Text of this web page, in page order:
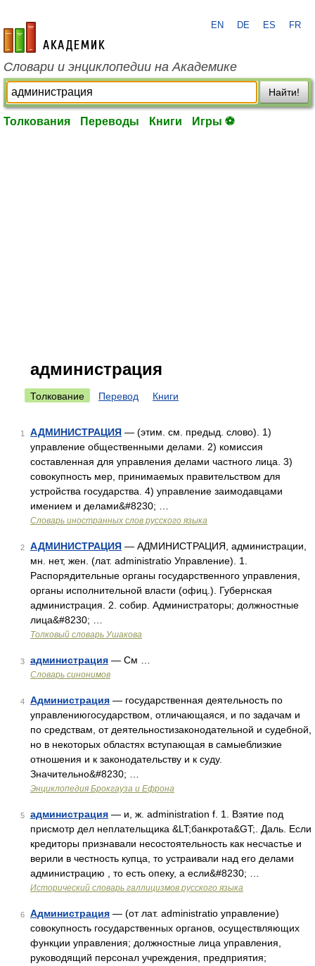
academic.ru
EN DE ES FR
Словари и энциклопедии на Академике
Найти!
Толкования Переводы Книги Игры ⚽
администрация
Толкование Перевод Книги
1 АДМИНИСТРАЦИЯ — (этим. см. предыд. слово). 1)
управление общественными делами. 2) комиссия
составленная для управления делами частного лица. 3)
совокупность мер, принимаемых правительством для
устройства государства. 4) управление заимодавцами
имением и делами&#8230; …
Словарь иностранных слов русского языка
2 АДМИНИСТРАЦИЯ — АДМИНИСТРАЦИЯ, администрации,
мн. нет, жен. (лат. administratio Управление). 1.
Распорядительные органы государственного управления,
органы исполнительной власти (офиц.). Губернская
администрация. 2. собир. Администраторы; должностные
лица&#8230; …
Толковый словарь Ушакова
3 администрация — См …
Словарь синонимов
4 Администрация — государственная деятельность по
управлениюгосударством, отличающаяся, и по задачам и
по средствам, от деятельностизаконодательной и судебной,
но в некоторых областях вступающая в самыеблизкие
отношения и к законодательству и к суду.
Значительно&#8230; …
Энциклопедия Брокгауза и Ефрона
5 администрация — и, ж. administration f. 1. Взятие под
присмотр дел неплательщика &LT;банкрота&GT;. Даль. Если
кредиторы признавали несостоятельность как несчастье и
верили в честность купца, то устраивали над его делами
администрацию , то есть опеку, а если&#8230; …
Исторический словарь галлицизмов русского языка
6 Администрация — (от лат. administratio управление)
совокупность государственных органов, осуществляющих
функции управления; должностные лица управления,
руководящий персонал учреждения, предприятия;